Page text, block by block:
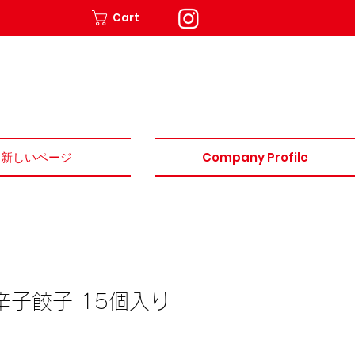
Cart
新しいページ Company Profile
餃子 15個入り